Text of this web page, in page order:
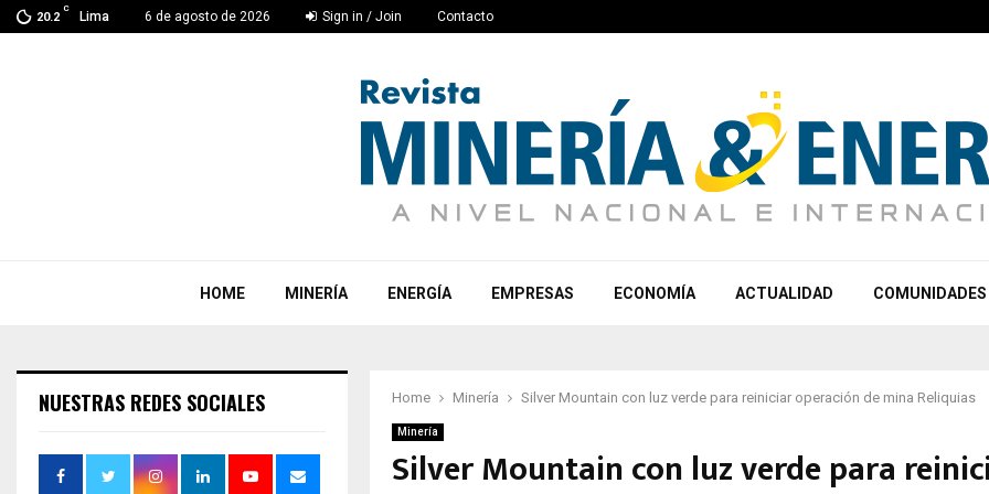
20.2
C
Lima 6 de agosto de 2026 Sign in / Join Contacto
HOME MINERÍA ENERGÍA EMPRESAS ECONOMÍA ACTUALIDAD COMUNIDADES
Home Minería Silver Mountain con luz verde para reiniciar operación de mina Reliquias
Minería
Silver Mountain con luz verde para
NUESTRAS REDES SOCIALES